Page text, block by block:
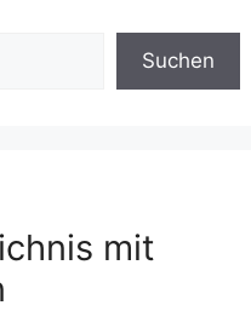
Suchen
mit